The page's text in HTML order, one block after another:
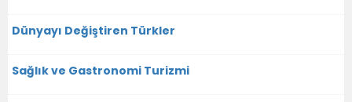
Dünyayı Değiştiren Türkler
Sağlık ve Gastronomi Turizmi